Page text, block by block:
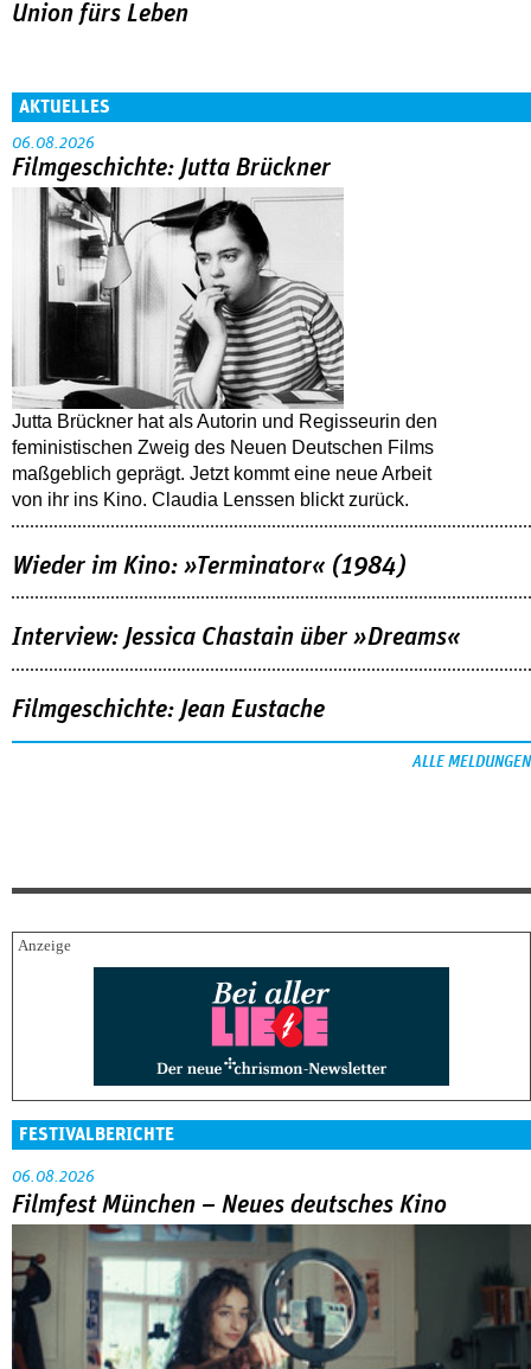
Union fürs Leben
AKTUELLES
06.08.2026
Filmgeschichte: Jutta Brückner
Jutta Brückner hat als Autorin und Regisseurin den
feministischen Zweig des Neuen Deutschen Films
maßgeblich geprägt. Jetzt kommt eine neue Arbeit
von ihr ins Kino. Claudia Lenssen blickt zurück.
Wieder im Kino: »Terminator« (1984)
Interview: Jessica Chastain über »Dreams«
Filmgeschichte: Jean Eustache
ALLE MELDUNGEN
FESTIVALBERICHTE
06.08.2026
Filmfest München – Neues deutsches Kino